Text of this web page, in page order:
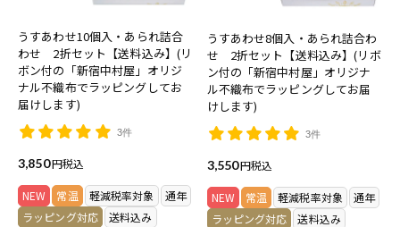
うすあわせ10個入・あられ詰合
わせ 2折セット【送料込み】(リ
ボン付の「新宿中村屋」オリジ
ナル不織布でラッピングしてお
届けします)
3件
3,850 税込
NEW 常温 軽減税率対象
通年
ラッピング対応
送料込み
うすあわせ8個入・あられ詰合わ
せ 2折セット【送料込み】(リボ
ン付の「新宿中村屋」オリジナ
ル不織布でラッピングしてお届
けします)
3件
3,550 税込
NEW 常温 軽減税率対象
通年
ラッピング対応
送料込み